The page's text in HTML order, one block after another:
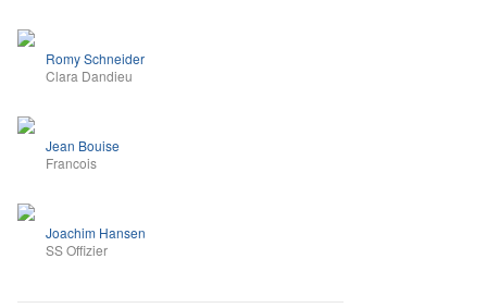
Romy Schneider
Clara Dandieu
Jean Bouise
Francois
Joachim Hansen
SS Offizier